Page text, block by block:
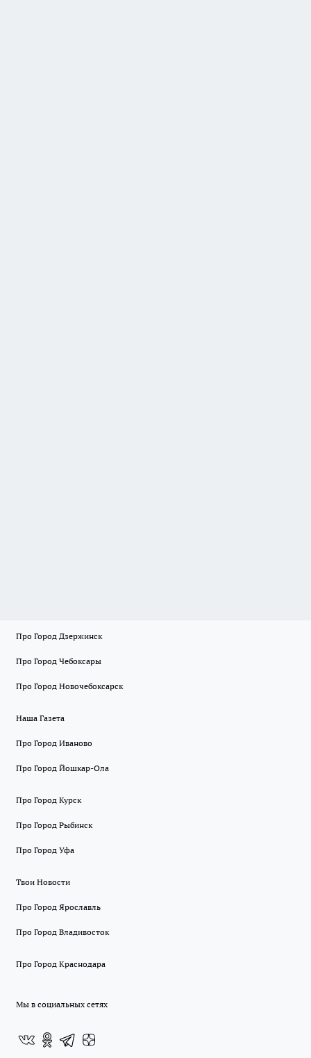
Про Город Дзержинск
Про Город Чебоксары
Про Город Новочебоксарск
Наша Газета
Про Город Иваново
Про Город Йошкар-Ола
Про Город Курск
Про Город Рыбинск
Про Город Уфа
Твои Новости
Про Город Ярославль
Про Город Владивосток
Про Город Краснодара
Мы в социальных сетях